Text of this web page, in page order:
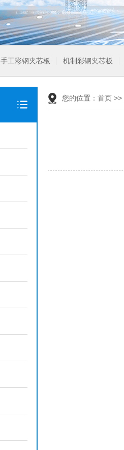
手工彩钢夹芯板 机制彩钢夹芯板
您的位置： 首页 >>